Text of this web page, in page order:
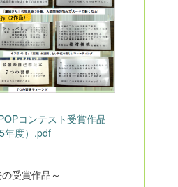
コンテスト受賞作品
年度）.pdf
の受賞作品～